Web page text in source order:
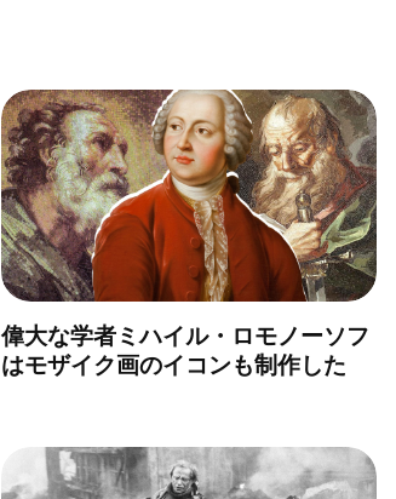
偉大な学者ミハイル・ロモノーソフ
はモザイク画のイコンも制作した